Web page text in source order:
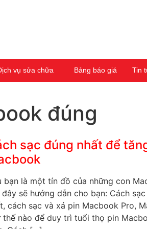
vụ sửa chữa Bảng báo giá Tin
đúng
sạc đúng nhất để
bạn là một tín đồ của những con
đây sẽ hướng dẫn cho bạn: Cách
cách sạc và xả pin Macbook Pro,
thế nào để duy trì tuổi thọ pin